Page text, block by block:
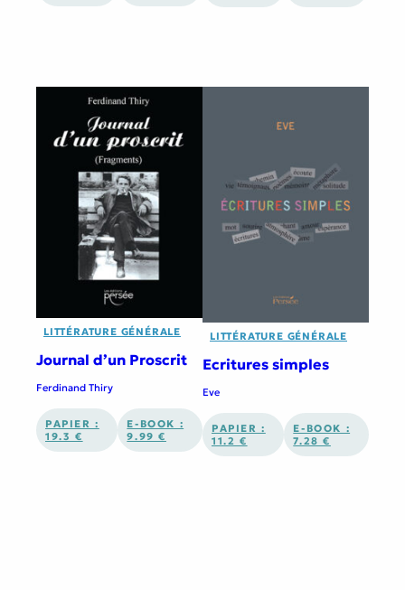
LITTÉRATURE GÉNÉRALE
Journal d’un Proscrit
Ferdinand Thiry
PAPIER :
19.3 €
E-BOOK :
9.99 €
LITTÉRATURE GÉNÉRALE
Ecritures simples
Eve
PAPIER :
11.2 €
E-BOOK :
7.28 €